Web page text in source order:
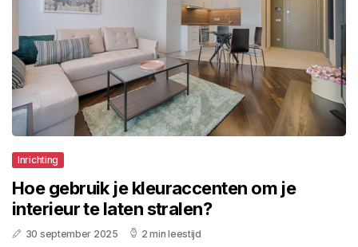
Inrichting
Hoe gebruik je kleuraccenten om je
interieur te laten stralen?
30 september 2025 2 min leestijd